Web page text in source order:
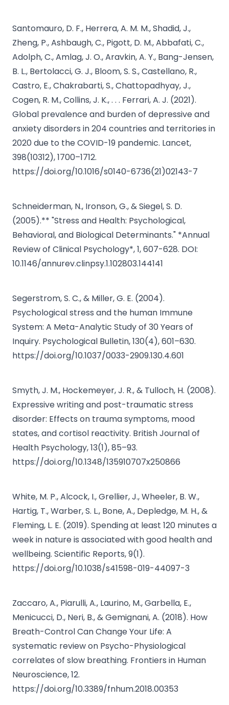
Santomauro, D. F., Herrera, A. M. M., Shadid, J.,
Zheng, P., Ashbaugh, C., Pigott, D. M., Abbafati, C.,
Adolph, C., Amlag, J. O., Aravkin, A. Y., Bang-Jensen,
B. L., Bertolacci, G. J., Bloom, S. S., Castellano, R.,
Castro, E., Chakrabarti, S., Chattopadhyay, J.,
Cogen, R. M., Collins, J. K., . . . Ferrari, A. J. (2021).
Global prevalence and burden of depressive and
anxiety disorders in 204 countries and territories in
2020 due to the COVID-19 pandemic. Lancet,
398(10312), 1700–1712.
https://doi.org/10.1016/s0140-6736(21)02143-7
Schneiderman, N., Ironson, G., & Siegel, S. D.
(2005).** "Stress and Health: Psychological,
Behavioral, and Biological Determinants." *Annual
Review of Clinical Psychology*, 1, 607-628. DOI:
10.1146/annurev.clinpsy.1.102803.144141
Segerstrom, S. C., & Miller, G. E. (2004).
Psychological stress and the human Immune
System: A Meta-Analytic Study of 30 Years of
Inquiry. Psychological Bulletin, 130(4), 601–630.
https://doi.org/10.1037/0033-2909.130.4.601
Smyth, J. M., Hockemeyer, J. R., & Tulloch, H. (2008).
Expressive writing and post-traumatic stress
disorder: Effects on trauma symptoms, mood
states, and cortisol reactivity. British Journal of
Health Psychology, 13(1), 85–93.
https://doi.org/10.1348/135910707x250866
White, M. P., Alcock, I., Grellier, J., Wheeler, B. W.,
Hartig, T., Warber, S. L., Bone, A., Depledge, M. H., &
Fleming, L. E. (2019). Spending at least 120 minutes a
week in nature is associated with good health and
wellbeing. Scientific Reports, 9(1).
https://doi.org/10.1038/s41598-019-44097-3
Zaccaro, A., Piarulli, A., Laurino, M., Garbella, E.,
Menicucci, D., Neri, B., & Gemignani, A. (2018). How
Breath-Control Can Change Your Life: A
systematic review on Psycho-Physiological
correlates of slow breathing. Frontiers in Human
Neuroscience, 12.
https://doi.org/10.3389/fnhum.2018.00353